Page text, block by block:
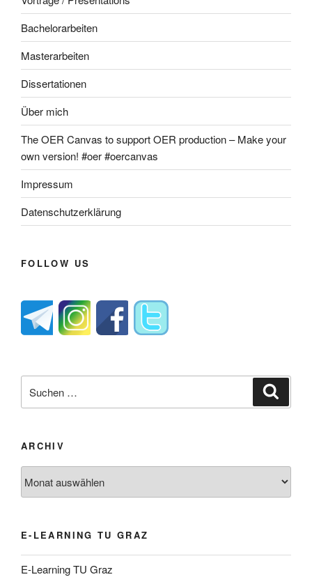
Bachelorarbeiten
Masterarbeiten
Dissertationen
Über mich
The OER Canvas to support OER production – Make your
own version! #oer #oercanvas
Impressum
Datenschutzerklärung
FOLLOW US
nach:
ARCHIV
E-LEARNING TU GRAZ
E-Learning TU Graz